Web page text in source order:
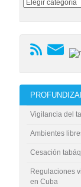
Vigilancia del
Ambientes
Cesación
Regulaciones
en Cuba